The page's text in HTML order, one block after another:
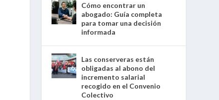
Cómo encontrar un
abogado: Guía completa
para tomar una decisión
informada
Las conserveras están
obligadas al abono del
incremento salarial
recogido en el Convenio
Colectivo